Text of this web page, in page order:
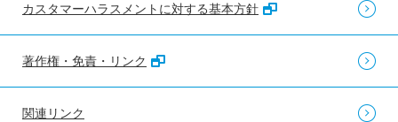
カスタマーハラスメントに対する基本方針
著作権・免責・リンク
関連リンク